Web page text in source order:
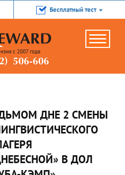
Бесплатный тест
с 2007 года
506-606
ДНЕ 2 СМЕНЫ
В ДОЛ